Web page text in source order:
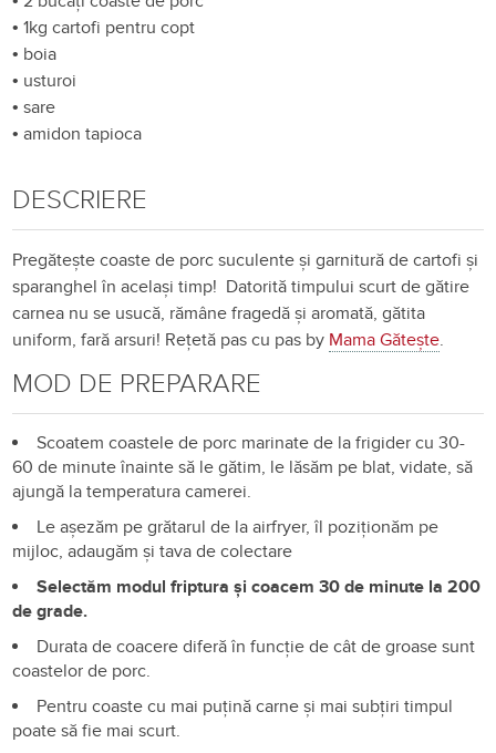
•1kg cartofi pentru copt
• boia
• usturoi
•sare
•amidon tapioca
DESCRIERE
Pregătește coaste de porc suculente și garnitură de cartofi și
sparanghel în același timp! Datorită timpului scurt de gătire
carnea nu se usucă, rămâne fragedă și aromată, gătita
uniform, fară arsuri! Rețetă pas cu pas by Mama Gătește.
MOD DE PREPARARE
Scoatem coastele de porc marinate de la frigider cu 30-
60 de minute înainte să le gătim, le lăsăm pe blat, vidate, să
ajungă la temperatura camerei.
Le așezăm pe grătarul de la airfryer, îl poziționăm pe
mijloc, adaugăm și tava de colectare
Selectăm modul friptura și coacem 30 de minute la 200
de grade.
Durata de coacere diferă în funcție de cât de groase sunt
coastelor de porc.
Pentru coaste cu mai puțină carne și mai subțiri timpul
poate să fie mai scurt.